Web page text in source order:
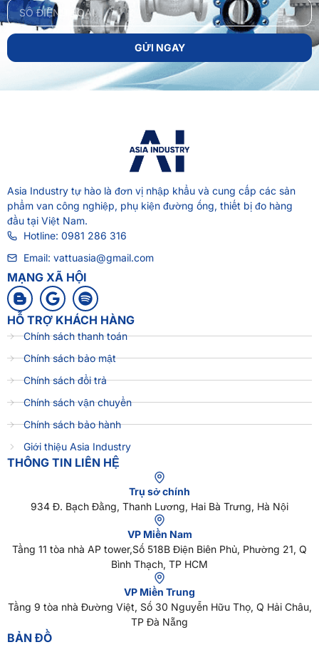
GỬI NGAY
Asia Industry tự hào là đơn vị nhập khẩu và cung cấp các sản
phẩm van công nghiệp, phụ kiện đường ống, thiết bị đo hàng
đầu tại Việt Nam.
Hotline: 0981 286 316
Email: vattuasia@gmail.com
MẠNG XÃ HỘI
HỖ TRỢ KHÁCH HÀNG
Chính sách thanh toán
Chính sách bảo mật
Chính sách đổi trả
Chính sách vận chuyển
Chính sách bảo hành
Giới thiệu Asia Industry
THÔNG TIN LIÊN HỆ
Trụ sở chính
934 Đ. Bạch Đằng, Thanh Lương, Hai Bà Trưng, Hà Nội
VP Miền Nam
Tầng 11 tòa nhà AP tower,Số 518B Điện Biên Phủ, Phường 21, Q
Bình Thạch, TP HCM
VP Miền Trung
Tầng 9 tòa nhà Đường Việt, Số 30 Nguyễn Hữu Thọ, Q Hải Châu,
TP Đà Nẵng
BẢN ĐỒ